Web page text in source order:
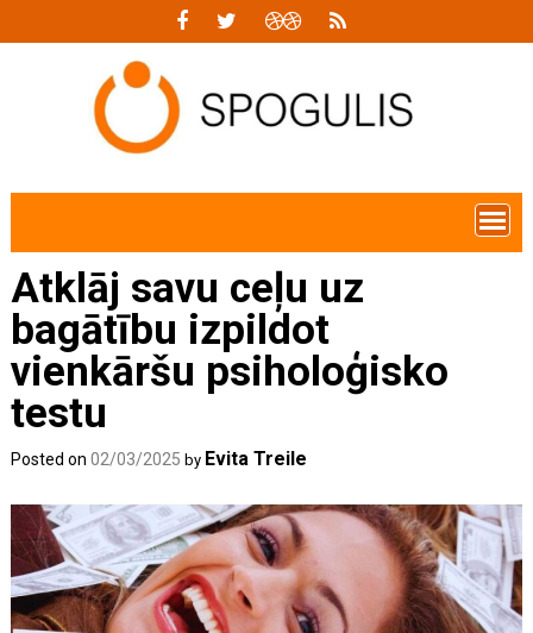
Atklāj savu ceļu uz
bagātību izpildot
vienkāršu psiholoģisko
testu
Posted on02/03/2025 by Evita Treile